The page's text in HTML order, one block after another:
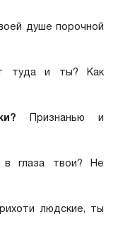
душе порочной
туда и ты? Как
Признанью и
глаза твои? Не
людские, ты